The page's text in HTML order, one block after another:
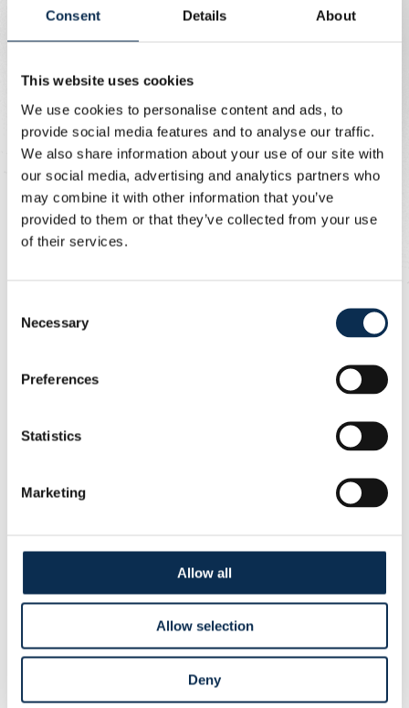
Consent Details About
This website uses cookies
We use cookies to personalise content and ads, to
provide social media features and to analyse our traffic.
We also share information about your use of our site with
our social media, advertising and analytics partners who
may combine it with other information that you’ve
provided to them or that they’ve collected from your use
of their services.
Selection
Necessary
Preferences
Statistics
Marketing
Allow all
Allow selection
Deny
Un partenariat ancré dans la connexion et la passion
du football
Xavier Pichon, CEO d'Orange Belgium
"Nous sommes un partenaire fier et fidèle de l'Union
depuis août 2022 et nous continuerons à l'être pour les
trois prochaines années. Ce partenariat reflète
exactement qui nous sommes : ambitieux, connectés et
engagés à apporter une valeur réelle à nos clients et
partenaires. L'Union incarne l'authenticité, la passion et
davantage de ce qu'ils aiment le plus."
Philippe Bormans, CEO de la Royale Union Saint-
Gilloise
"Nous sommes extrêmement fiers d'accueillir Orange
comme nouveau partenaire principal de la Royale Union
Saint-Gilloise. Ce partenariat réunit deux marques fortes
et ambitieuses, profondément ancrées dans le paysage
passion dans l'expérience que nous offrons à nos
une nouvelle étape importante dans le développement
du club et nous sommes impatients de construire ce
parcours ensemble sur le long terme."
À propos d'Orange Belgium